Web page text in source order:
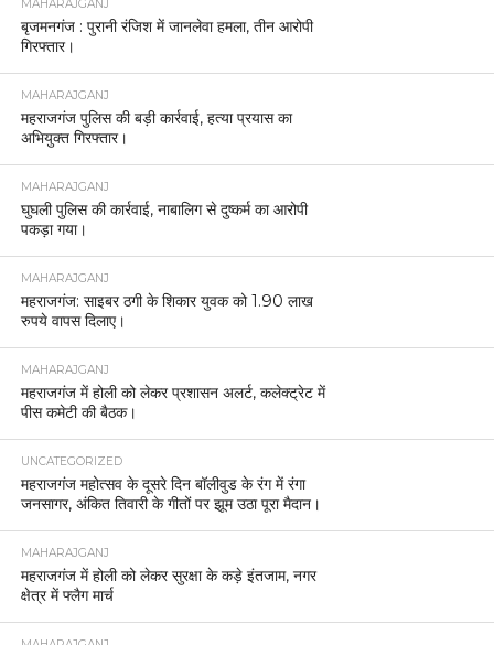
MAHARAJGANJ
बृजमनगंज : पुरानी रंजिश में जानलेवा हमला, तीन आरोपी
गिरफ्तार।
MAHARAJGANJ
महराजगंज पुलिस की बड़ी कार्रवाई, हत्या प्रयास का
अभियुक्त गिरफ्तार।
MAHARAJGANJ
घुघली पुलिस की कार्रवाई, नाबालिग से दुष्कर्म का आरोपी
पकड़ा गया।
MAHARAJGANJ
महराजगंज: साइबर ठगी के शिकार युवक को 1.90 लाख
रुपये वापस दिलाए।
MAHARAJGANJ
महराजगंज में होली को लेकर प्रशासन अलर्ट, कलेक्ट्रेट में
पीस कमेटी की बैठक।
UNCATEGORIZED
महराजगंज महोत्सव के दूसरे दिन बॉलीवुड के रंग में रंगा
जनसागर, अंकित तिवारी के गीतों पर झूम उठा पूरा मैदान।
MAHARAJGANJ
महराजगंज में होली को लेकर सुरक्षा के कड़े इंतजाम, नगर
क्षेत्र में फ्लैग मार्च